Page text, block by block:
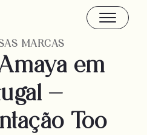
MARCAS
em
—
Too